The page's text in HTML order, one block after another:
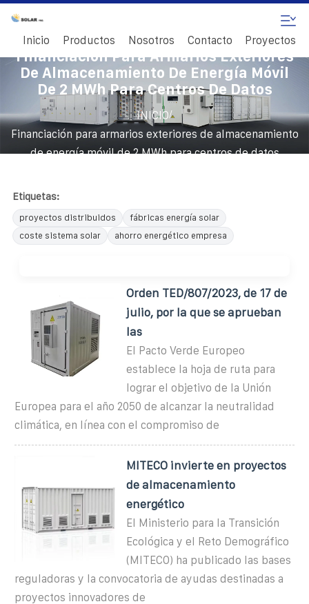
Inicio Productos Nosotros Contacto Proyectos
Financiación Para Armarios Exteriores
De Almacenamiento De Energía Móvil
De 2 MWh Para Centros De Datos
INICIO/
Financiación para armarios exteriores de almacenamiento
de energía móvil de 2 MWh para centros de datos
Etiquetas:
proyectos distribuidos
fábricas energía solar
coste sistema solar
ahorro energético empresa
Orden TED/807/2023, de 17 de
julio, por la que se aprueban
las
El Pacto Verde Europeo
establece la hoja de ruta para
lograr el objetivo de la Unión
Europea para el año 2050 de alcanzar la neutralidad
climática, en línea con el compromiso de
MITECO invierte en proyectos
de almacenamiento
energético
El Ministerio para la Transición
Ecológica y el Reto Demográfico
(MITECO) ha publicado las bases
reguladoras y la convocatoria de ayudas destinadas a
proyectos innovadores de